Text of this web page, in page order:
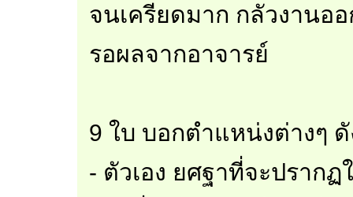
จนเครียดมาก กลัวงานอ
รอผลจากอาจารย์
9 ใบ บอกตำแหน่งต่างๆ
- ตัวเอง ยศฐาที่จะปรากฏ